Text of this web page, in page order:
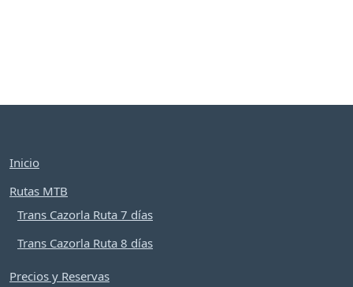
Inicio
Rutas MTB
Trans Cazorla Ruta 7 días
Trans Cazorla Ruta 8 días
Precios y Reservas